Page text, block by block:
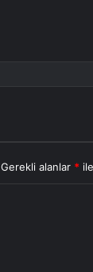
Gerekli alanlar *